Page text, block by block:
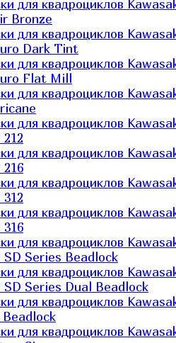
для квадроциклов
Bronze
для квадроциклов
Dark Tint
для квадроциклов
Flat Mill
для квадроциклов
для квадроциклов
для квадроциклов
для квадроциклов
для квадроциклов
для квадроциклов
Series Beadlock
для квадроциклов
Series Dual Beadlock
для квадроциклов
Beadlock
для квадроциклов